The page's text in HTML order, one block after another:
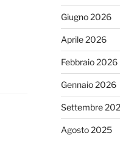
Giugno 2026
Aprile 2026
Febbraio 2026
Gennaio 2026
Settembre
Agosto 2025